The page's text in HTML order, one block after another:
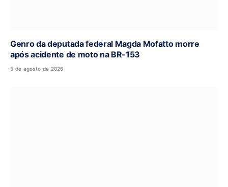
Genro da deputada federal Magda Mofatto morre
após acidente de moto na BR-153
5 de agosto de 2026